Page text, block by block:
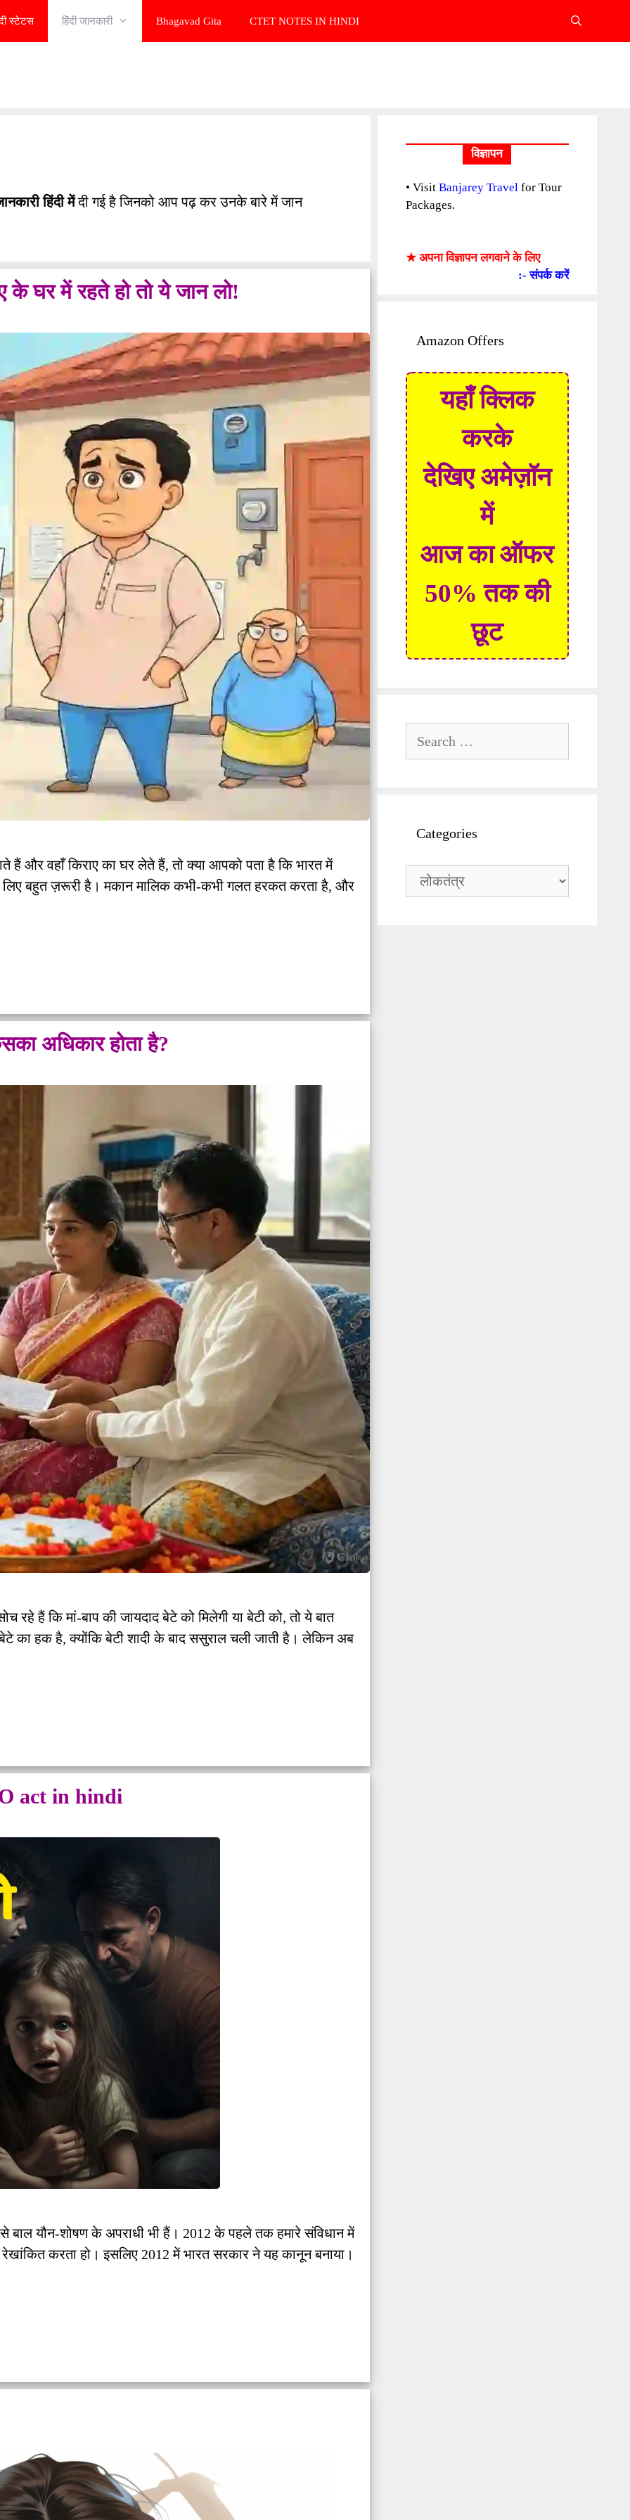
स्टेटस हिंदी जानकारी Bhagavad Gita CTET NOTES IN HINDI
हिंदी मेंदी गई है जिनको आप पढ़ कर उनके बारे में जान
के घर में रहते हो तो ये जान लो!
हैं और वहाँ किराए का घर लेते हैं, तो क्या आपको पता है कि भारत में
लिए बहुत ज़रूरी है। मकान मालिक कभी-कभी गलत हरकत करता है, और
अधिकार होता है?
रहे हैं कि मां-बाप की जायदाद बेटे को मिलेगी या बेटी को, तो ये बात
का हक है, क्योंकि बेटी शादी के बाद ससुराल चली जाती है। लेकिन अब
act in hindi
बाल यौन-शोषण के अपराधी भी हैं। 2012 के पहले तक हमारे संविधान में
करता हो। इसलिए 2012 में भारत सरकार ने यह कानून बनाया।
विज्ञापन
• Visit Banjarey Travelfor Tour
Packages.
★ अपना विज्ञापन लगवाने के लिए
:- संपर्क करें
Amazon Offers
यहाँ क्लिक
करके
देखिए अमेज़ॉन
में
आज का ऑफर
50% तक की
छूट
for:
Categories
Categories